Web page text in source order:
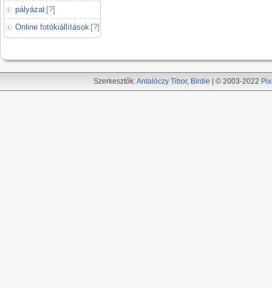
pályázat [?]
Online fotókiállítások [?]
Szerkesztők:Antalóczy Tibor, Birdie | © 2003-2022